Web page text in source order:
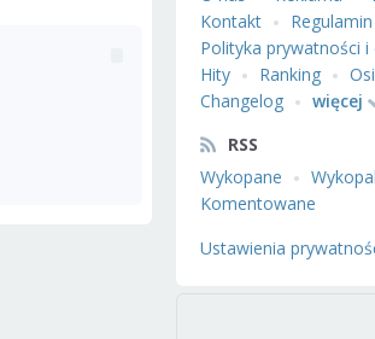
Kontakt
Regulamin
Polityka prywatności i
Hity
Ranking
Changelog
więcej
RSS
Wykopane
Komentowane
Ustawienia